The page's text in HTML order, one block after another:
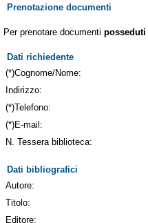
Prenotazione documenti
Per prenotare documenti posseduti
Dati richiedente
(*)Cognome/Nome:
Indirizzo:
(*)Telefono:
(*)E-mail:
N. Tessera biblioteca:
Dati bibliografici
Autore:
Titolo:
Editore: